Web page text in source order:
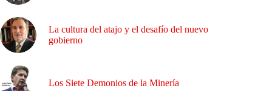
La cultura del atajo y el desafío del nuevo
gobierno
Los Siete Demonios de la Minería